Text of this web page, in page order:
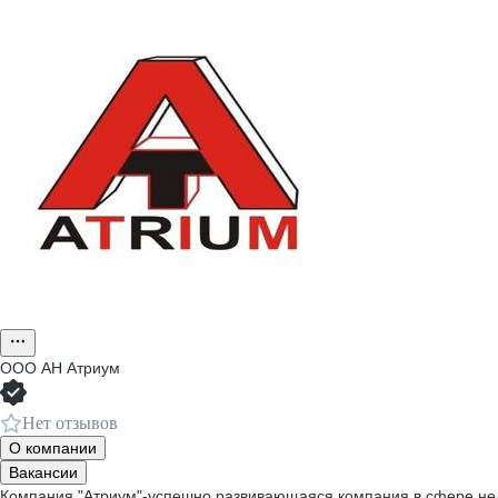
ООО АН Атриум
Нет отзывов
О компании
Вакансии